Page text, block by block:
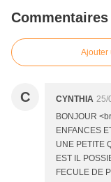
Commentaires
Ajouter
C CYNTHIA 25/
BONJOUR
ENFANCES
UNE PETITE
EST IL
FECULE DE